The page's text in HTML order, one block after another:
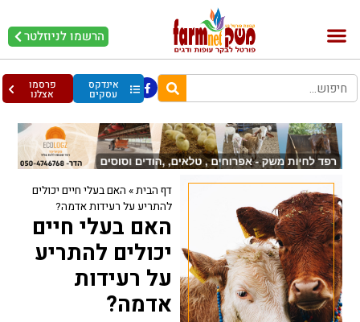
הרשמו לניוזלטר
אינדקס
עסקים
פרסמו
אצלנו
דף הבית» האם בעלי חיים יכולים
להתריע על רעידות אדמה?
האם בעלי חיים
יכולים להתריע
על רעידות
אדמה?